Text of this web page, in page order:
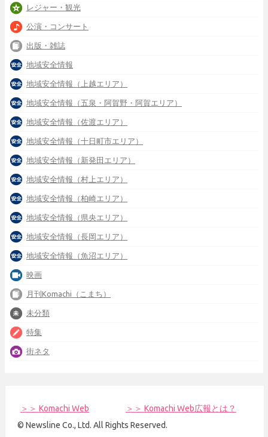
レジャー・観光
公演・コンサート
出版・雑誌
地域安全情報
地域安全情報（上越エリア）
地域安全情報（五泉・阿賀野・阿賀エリア）
地域安全情報（佐渡エリア）
地域安全情報（十日町市エリア）
地域安全情報（新発田エリア）
地域安全情報（村上エリア）
地域安全情報（柏崎エリア）
地域安全情報（県央エリア）
地域安全情報（長岡エリア）
地域安全情報（魚沼エリア）
映画
月刊Komachi（こまち）
未分類
特集
街ネタ
＞＞ Komachi Web
＞＞ Komachi Web広報とは？
© Newsline Co., Ltd. All Rights Reserved.